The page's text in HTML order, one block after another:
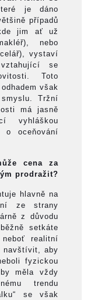
je dáno
případů
jim ať už
nebo
vystaví
se
Toto
však
Tržní
má jasně
vyhláškou
o oceňování
cena za
prodražit?
hlavně na
ze strany
z důvodu
setkáte
realitní
navštívit, aby
fyzickou
měla vždy
trendu
se však